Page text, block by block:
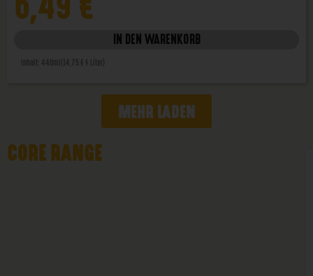
IN DEN WARENKORB
MEHR LADEN
CORE RANGE